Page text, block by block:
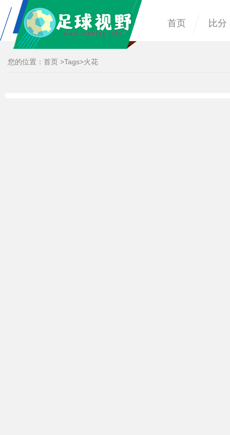
首页 比分
您的位置： 首页 >Tags>火花